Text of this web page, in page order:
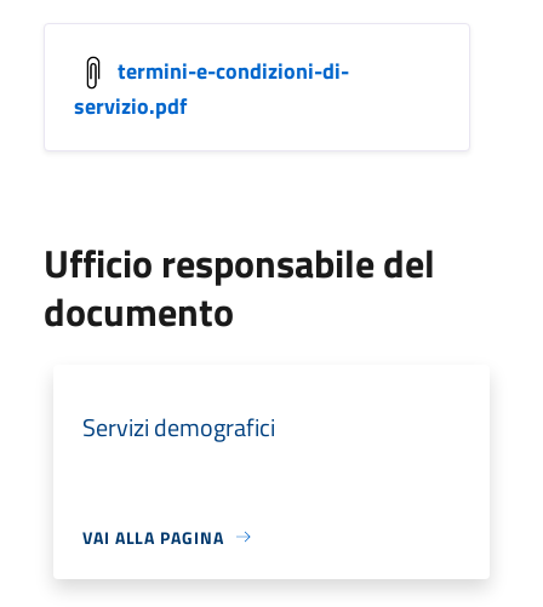
termini-e-condizioni-di-
servizio.pdf
Ufficio responsabile del
documento
Servizi demografici
VAI ALLA PAGINA